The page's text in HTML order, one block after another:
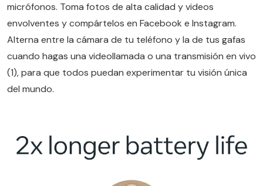
micrófonos. Toma fotos de alta calidad y videos
envolventes y compártelos en Facebook e Instagram.
Alterna entre la cámara de tu teléfono y la de tus gafas
cuando hagas una videollamada o una transmisión en vivo
(1), para que todos puedan experimentar tu visión única
del mundo.